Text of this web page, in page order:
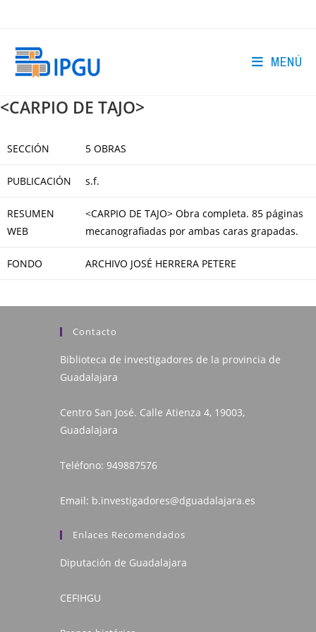
MENÚ
<CARPIO DE TAJO>
SECCIÓN 5 OBRAS
PUBLICACIÓN s.f.
RESUMEN
WEB
<CARPIO DE TAJO> Obra completa. 85 páginas
mecanografiadas por ambas caras grapadas.
FONDO ARCHIVO JOSÉ HERRERA PETERE
Contacto
Biblioteca de investigadores de la provincia de
Guadalajara
Centro San José. Calle Atienza 4, 19003,
Guadalajara
Teléfono: 949887576
Email: b.investigadores@dguadalajara.es
Enlaces Recomendados
Diputación de Guadalajara
CEFIHGU